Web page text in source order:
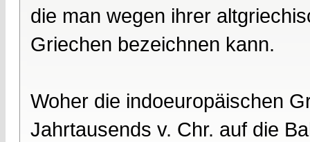
die man wegen ihrer
Griechen bezeichnen kann.
Woher die indoeuropäischen
Jahrtausends v. Chr. auf die